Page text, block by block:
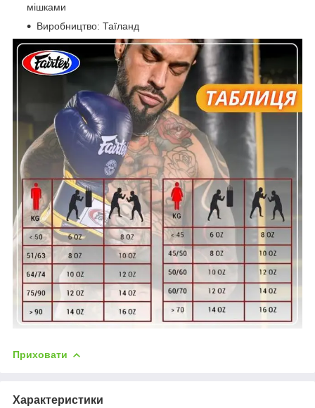
мішками
Виробництво: Таїланд
Приховати
Характеристики